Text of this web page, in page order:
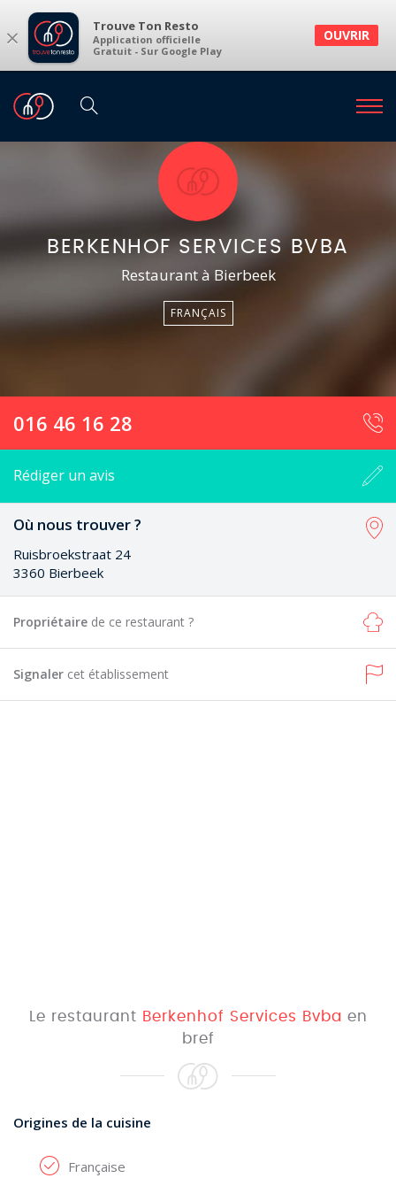
× Trouve Ton Resto
Application officielle
Gratuit - Sur Google Play
OUVRIR
BERKENHOF SERVICES BVBA
Restaurant à Bierbeek
FRANÇAIS
016 46 16 28
Rédiger un avis
Où nous trouver ?
Ruisbroekstraat 24
3360 Bierbeek
Propriétaire de ce restaurant ?
Signaler cet établissement
Le restaurant Berkenhof Services Bvba en
bref
Origines de la cuisine
Française